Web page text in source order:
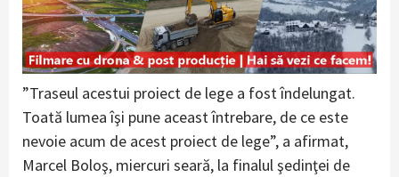
”Traseul acestui proiect de lege a fost îndelungat.
Toată lumea îşi pune aceast întrebare, de ce este
nevoie acum de acest proiect de lege”, a afirmat,
Marcel Boloş, miercuri seară, la finalul şedinţei de